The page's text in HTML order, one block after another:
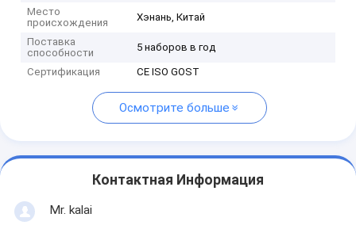
Место
происхождения
Хэнань, Китай
Поставка
способности
5 наборов в год
Сертификация CE ISO GOST
Осмотрите больше
Контактная Информация
Mr. kalai